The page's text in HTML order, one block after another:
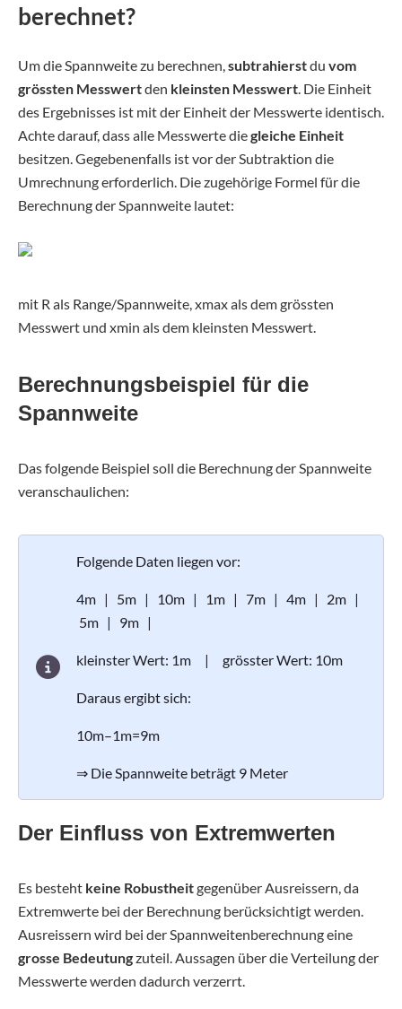
berechnet?
Um die Spannweite zu berechnen, subtrahierstdu vom
grössten Messwertden kleinsten Messwert . Die Einheit
des Ergebnisses ist mit der Einheit der Messwerte identisch.
Achte darauf, dass alle Messwerte diegleiche Einheit
besitzen. Gegebenenfalls ist vor der Subtraktion die
Umrechnung erforderlich. Die zugehörige Formel für die
Berechnung der Spannweite lautet:
mit R als Range/Spannweite, xmax als dem grössten
Messwert und xmin als dem kleinsten Messwert.
Berechnungsbeispiel für die
Spannweite
Das folgende Beispiel soll die Berechnung der Spannweite
veranschaulichen:
Folgende Daten liegen vor:
4m | 5m | 10m | 1m | 7m | 4m | 2m |
5m | 9m |
kleinster Wert: 1m | grösster Wert: 10m
Daraus ergibt sich:
10m–1m=9m
⇒ Die Spannweite beträgt 9 Meter
Der Einfluss von Extremwerten
Es besteht keine Robustheitgegenüber Ausreissern, da
Extremwerte bei der Berechnung berücksichtigt werden.
Ausreissern wird bei der Spannweitenberechnung eine
grosse Bedeutungzuteil. Aussagen über die Verteilung der
Messwerte werden dadurch verzerrt.